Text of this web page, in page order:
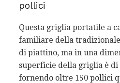
pollici
Questa griglia portatile a
familiare della
di piattino, ma in una
superficie della griglia è
fornendo oltre 150 pollici